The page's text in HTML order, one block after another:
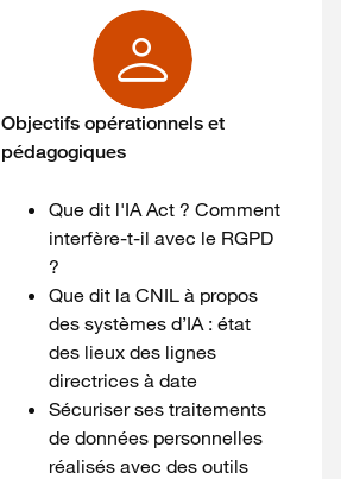
Objectifs opérationnels et
pédagogiques
Que dit l'IA Act ? Comment
interfère-t-il avec le RGPD
?
Que dit la CNIL à propos
des systèmes d’IA : état
des lieux des lignes
directrices à date
Sécuriser ses traitements
de données personnelles
réalisés avec des outils